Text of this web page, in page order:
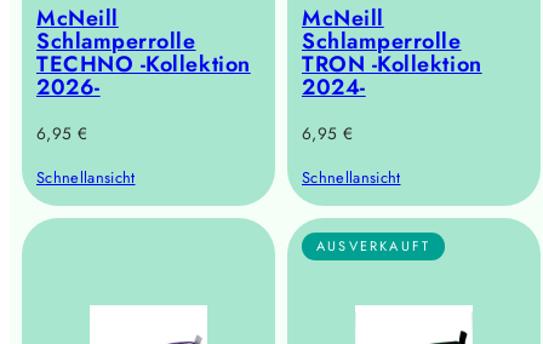
McNeill
Schlamperrolle
TECHNO -Kollektion
2026-
Regulärer
6,95 €
Schnellansicht
McNeill
Schlamperrolle
TRON -Kollektion
2024-
Regulärer
6,95 €
Schnellansicht
AUSVERKAUFT